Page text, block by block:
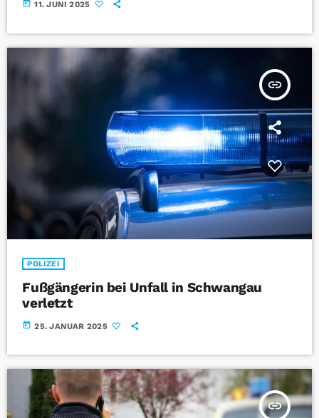
today 11. JUNI 2025
insert_link
POLIZEI
Fußgängerin bei Unfall in Schwangau
verletzt
today 25. JANUAR 2025
insert_link